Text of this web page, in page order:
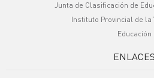
Junta de Clasificación de
Instituto Provincial de la
Educación
ENLACES